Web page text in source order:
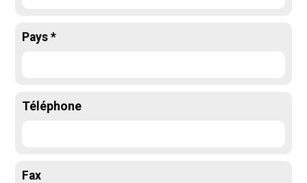
Pays *
Téléphone
Fax